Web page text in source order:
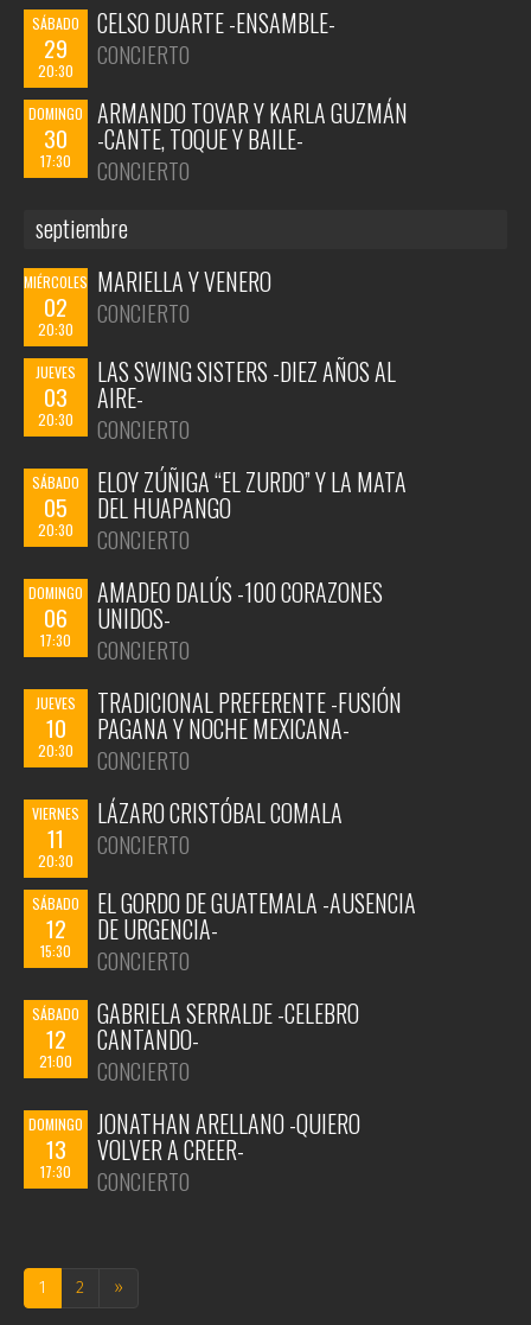
SÁBADO
29
20:30
CELSO DUARTE -ENSAMBLE-
CONCIERTO
DOMINGO
30
17:30
ARMANDO TOVAR Y KARLA GUZMÁN
-CANTE, TOQUE Y BAILE-
CONCIERTO
septiembre
MIÉRCOLES
02
20:30
MARIELLA Y VENERO
CONCIERTO
JUEVES
03
20:30
LAS SWING SISTERS -DIEZ AÑOS AL
AIRE-
CONCIERTO
SÁBADO
05
20:30
ELOY ZÚÑIGA “EL ZURDO” Y LA MATA
DEL HUAPANGO
CONCIERTO
DOMINGO
06
17:30
AMADEO DALÚS -100 CORAZONES
UNIDOS-
CONCIERTO
JUEVES
10
20:30
TRADICIONAL PREFERENTE -FUSIÓN
PAGANA Y NOCHE MEXICANA-
CONCIERTO
VIERNES
11
20:30
LÁZARO CRISTÓBAL COMALA
CONCIERTO
SÁBADO
12
15:30
EL GORDO DE GUATEMALA -AUSENCIA
DE URGENCIA-
CONCIERTO
SÁBADO
12
21:00
GABRIELA SERRALDE -CELEBRO
CANTANDO-
CONCIERTO
DOMINGO
13
17:30
JONATHAN ARELLANO -QUIERO
VOLVER A CREER-
CONCIERTO
1 2 »